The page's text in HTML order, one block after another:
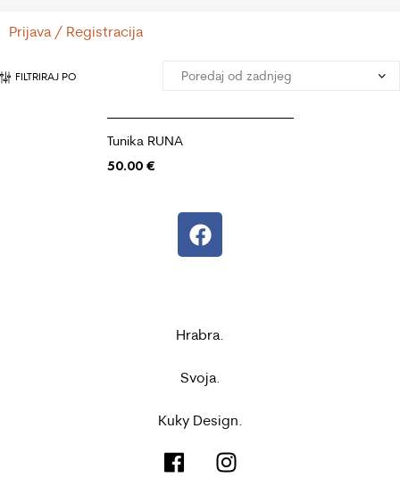
Prijava / Registracija
FILTRIRAJ PO
Tunika RUNA
50.00 €
Hrabra.
Svoja.
Kuky Design.